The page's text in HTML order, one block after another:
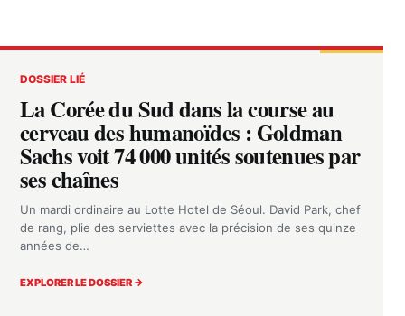
DOSSIER LIÉ
La Corée du Sud dans la course au
cerveau des humanoïdes : Goldman
Sachs voit 74 000 unités soutenues par
ses chaînes
Un mardi ordinaire au Lotte Hotel de Séoul. David Park, chef
de rang, plie des serviettes avec la précision de ses quinze
années de…
EXPLORER LE DOSSIER →